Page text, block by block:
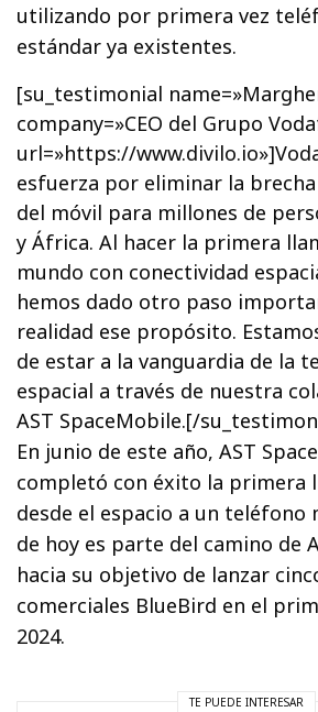
utilizando por primera vez
estándar ya existentes.
[su_testimonial
company=»CEO del Grupo
url=»https://
esfuerza por eliminar la
del móvil para millones de
y África. Al hacer la primera
mundo con conectividad
hemos dado otro paso
realidad ese propósito.
de estar a la vanguardia de la
espacial a través de nuestra
AST SpaceMobile.[/
En junio de este año, AST
completó con éxito la primera
desde el espacio a un teléfono
de hoy es parte del camino de
hacia su objetivo de lanzar
comerciales BlueBird en el
2024.
TE PUEDE INTERESAR